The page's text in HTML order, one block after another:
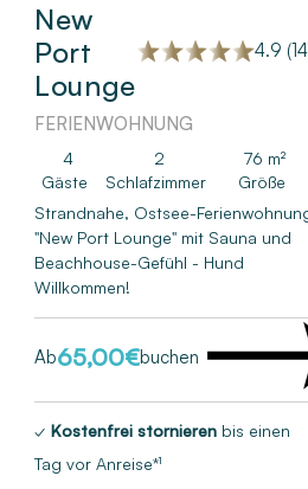
New
Port
Lounge
4.9
FERIENWOHNUNG
4
Gäste
2
Schlafzimmer
76 m²
Größe
Strandnahe, Ostsee-
"New Port Lounge" mit Sauna und
Beachhouse-Gefühl - Hund
Willkommen!
Ab65,00€buchen
✓ Kostenfrei stornierenbis einen
Tag vor Anreise*¹